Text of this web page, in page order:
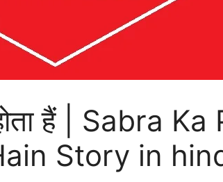
हैं | Sabra Ka
Story in